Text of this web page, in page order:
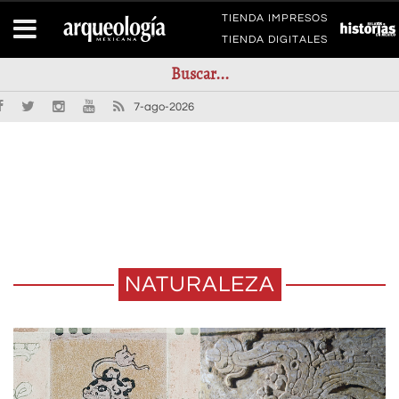
TIENDA IMPRESOS
TIENDA DIGITALES
7-ago-2026
NATURALEZA
EXPOSICIÓN LA FLOR EN LA